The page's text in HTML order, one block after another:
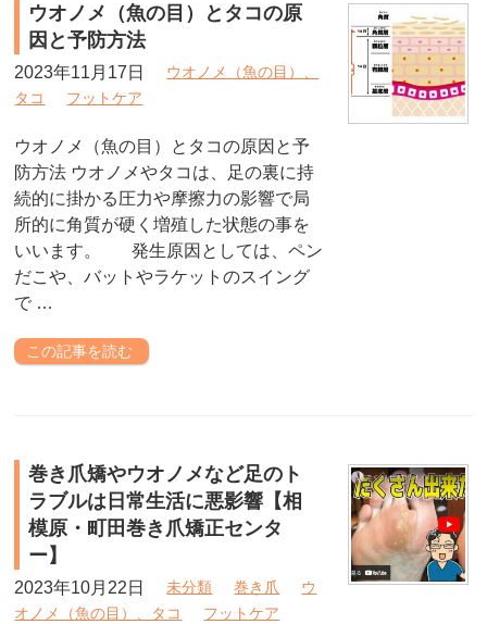
ウオノメ（魚の目）とタコの原
因と予防方法
2023年11月17日
ウオノメ（魚の目）、
タコ
フットケア
ウオノメ（魚の目）とタコの原因と予
防方法 ウオノメやタコは、足の裏に持
続的に掛かる圧力や摩擦力の影響で局
所的に角質が硬く増殖した状態の事を
いいます。 発生原因としては、ペン
だこや、バットやラケットのスイング
で …
この記事を読む
巻き爪矯やウオノメなど足のト
ラブルは日常生活に悪影響【相
模原・町田巻き爪矯正センタ
ー】
2023年10月22日 未分類 巻き爪
ウ
オノメ（魚の目）、タコ
フットケア